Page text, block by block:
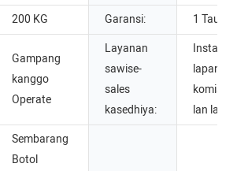
200 KG Garansi: 1 Taun
Gampang
kanggo
Operate
Layanan
sawise-
sales
kasedhiya:
Instalasi
lan
Sembarang
Botol